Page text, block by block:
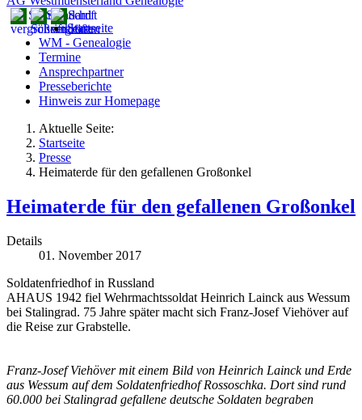
Startseite
WM - Genealogie
Termine
Ansprechpartner
Presseberichte
Hinweis zur Homepage
Aktuelle Seite:
Startseite
Presse
Heimaterde für den gefallenen Großonkel
Heimaterde für den gefallenen Großonkel
Details
01. November 2017
Soldatenfriedhof in Russland
AHAUS 1942 fiel Wehrmachtssoldat Heinrich Lainck aus Wessum
bei Stalingrad. 75 Jahre später macht sich Franz-Josef Viehöver auf
die Reise zur Grabstelle.
Franz-Josef Viehöver mit einem Bild von Heinrich Lainck und Erde
aus Wessum auf dem Soldatenfriedhof Rossoschka. Dort sind rund
60.000 bei Stalingrad gefallene deutsche Soldaten begraben